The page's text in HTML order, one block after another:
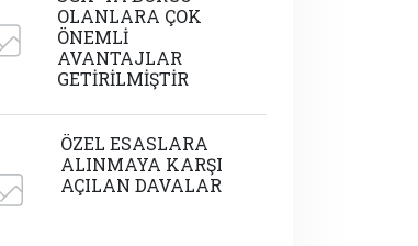
OLANLARA ÇOK
ÖNEMLİ
AVANTAJLAR
GETİRİLMİŞTİR
ÖZEL ESASLARA
ALINMAYA KARŞI
AÇILAN DAVALAR